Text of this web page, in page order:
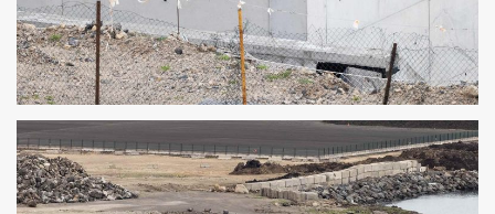
URBANIZACIÓN DEL PUERTO INDUSTRIAL DE
GRANADILLA 4